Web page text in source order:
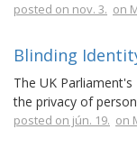
posted on nov. 3. on
Blinding
The UK
the privacy of
posted on jún. 19. on